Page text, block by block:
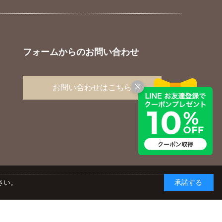
フォームからのお問い合わせ
お問い合わせはこちら
。 承諾する